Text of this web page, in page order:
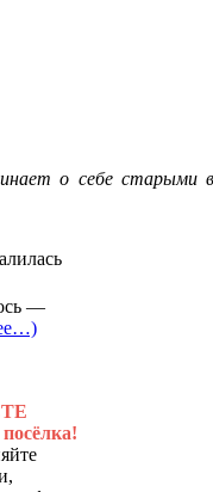
о себе старыми
—